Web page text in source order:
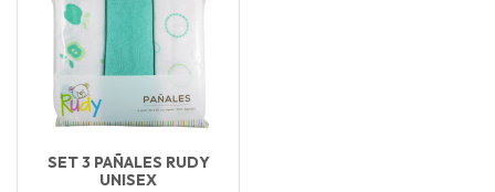
SET 3 PAÑALES RUDY
UNISEX